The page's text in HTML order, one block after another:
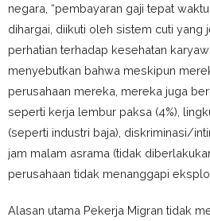
negara, “pembayaran gaji tepat
dihargai, diikuti oleh sistem cuti yang
perhatian terhadap kesehatan
menyebutkan bahwa meskipun
perusahaan mereka, mereka juga
seperti kerja lembur paksa (4%),
(seperti industri baja), diskriminasi/
jam malam asrama (tidak
perusahaan tidak menanggapi
Alasan utama Pekerja Migran tidak